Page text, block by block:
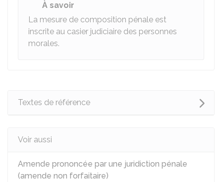
À savoir
La mesure de composition pénale est
inscrite au casier judiciaire des personnes
morales.
Textes de référence
Voir aussi
Amende prononcée par une juridiction pénale
(amende non forfaitaire)